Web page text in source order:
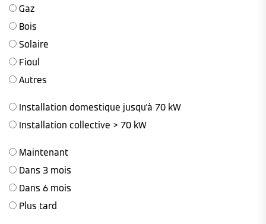
Gaz
Bois
Solaire
Fioul
Autres
Installation domestique jusqu'à 70 kW
Installation collective > 70 kW
Maintenant
Dans 3 mois
Dans 6 mois
Plus tard